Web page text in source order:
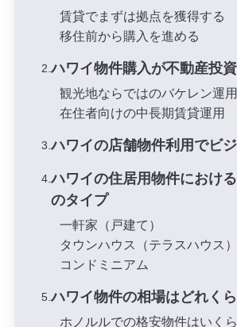
賃貸でまずは拠点を獲得する
移住前から購入を進める
ハワイ物件購入が不動産投
観光地ならではのバケレン運用
在住者向けの中長期賃貸運用
ハワイの店舗物件利用でビ
ハワイの住居用物件におけ
のタイプ
一軒家（戸建て）
タウンハウス（テラスハウス）
コンドミニアム
ハワイ物件の相場はどれく
ホノルルでの格安物件はいく